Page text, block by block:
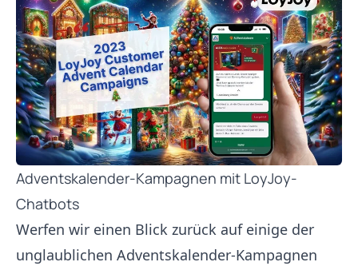
Adventskalender-Kampagnen mit LoyJoy-
Chatbots
Werfen wir einen Blick zurück auf einige der
unglaublichen Adventskalender-Kampagnen